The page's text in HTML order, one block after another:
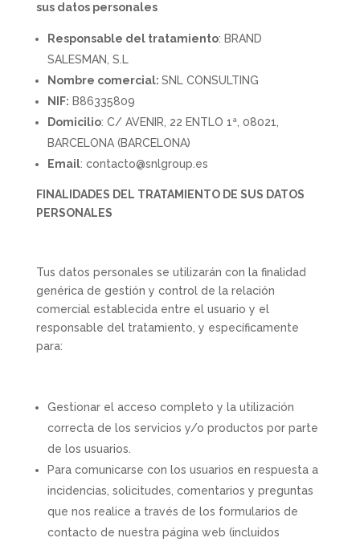
sus datos personales
Responsable del tratamiento: BRAND
SALESMAN, S.L
Nombre comercial: SNL CONSULTING
NIF: B86335809
Domicilio: C/ AVENIR, 22 ENTLO 1ª, 08021,
BARCELONA (BARCELONA)
Email: contacto@snlgroup.es
FINALIDADES DEL TRATAMIENTO DE SUS DATOS
PERSONALES
Tus datos personales se utilizarán con la finalidad
genérica de gestión y control de la relación
comercial establecida entre el usuario y el
responsable del tratamiento, y específicamente
para:
Gestionar el acceso completo y la utilización
correcta de los servicios y/o productos por parte
de los usuarios.
Para comunicarse con los usuarios en respuesta a
incidencias, solicitudes, comentarios y preguntas
que nos realice a través de los formularios de
contacto de nuestra página web (incluidos